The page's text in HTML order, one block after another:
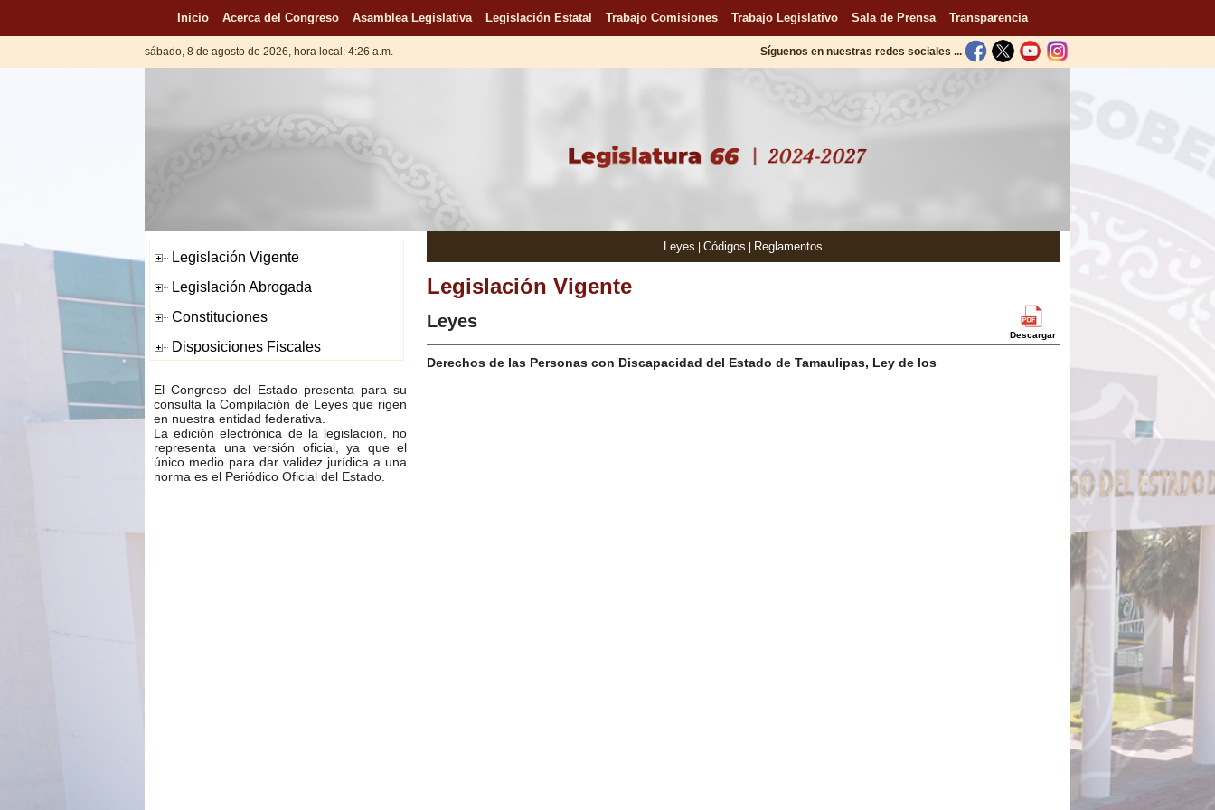
Inicio Acerca del Congreso Asamblea Legislativa Legislación Estatal Trabajo Comisiones Trabajo Legislativo Sala de Prensa Transparencia
sábado, 8 de agosto de 2026, hora local: 4:26 a.m. Síguenos en nuestras redes sociales ...
El Congreso del Estado presenta para su
consulta la Compilación de Leyes que rigen
en nuestra entidad federativa.
La edición electrónica de la legislación, no
representa una versión oficial, ya que el
único medio para dar validez jurídica a una
norma es el Periódico Oficial del Estado.
Leyes Códigos Reglamentos
Legislación Vigente
Leyes
Descargar
Derechos de las Personas con Discapacidad del Estado de Tamaulipas, Ley de los